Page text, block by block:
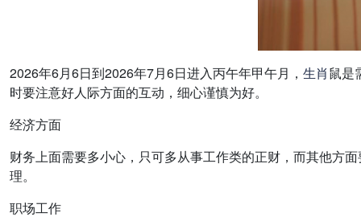
2026年6月6日到2026年7月6日进入丙午年甲午月， 生肖鼠是
时要注意好人际方面的互动，细心谨慎为好。
经济方面
财务上面需要多小心，只可多从事工作类的正财，而其他方
理。
职场工作